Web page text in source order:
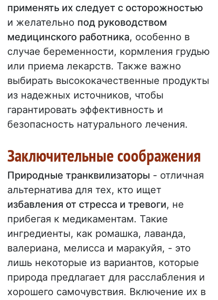
применять их следует с осторожностью
и желательно под руководством
медицинского работника, особенно в
случае беременности, кормления грудью
или приема лекарств. Также важно
выбирать высококачественные продукты
из надежных источников, чтобы
гарантировать эффективность и
безопасность натурального лечения.
Заключительные соображения
Природные транквилизаторы - отличная
альтернатива для тех, кто ищет
избавления от стресса и тревоги, не
прибегая к медикаментам. Такие
ингредиенты, как ромашка, лаванда,
валериана, мелисса и маракуйя, - это
лишь некоторые из вариантов, которые
природа предлагает для расслабления и
хорошего самочувствия. Включение их в